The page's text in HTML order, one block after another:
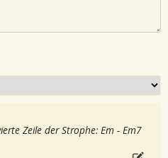
Zeile der Strophe: Em - Em7